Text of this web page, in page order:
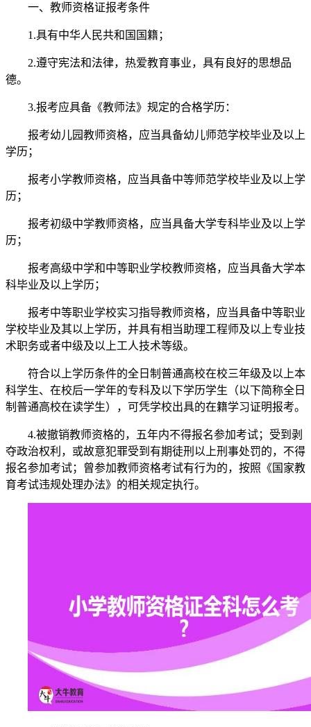
一、教师资格证报考条件
1.具有中华人民共和国国籍；
2.遵守宪法和法律，热爱教育事业，具有良好的思想品
德。
3.报考应具备《教师法》规定的合格学历：
报考幼儿园教师资格，应当具备幼儿师范学校毕业及以上
学历；
报考小学教师资格，应当具备中等师范学校毕业及以上学
历；
报考初级中学教师资格，应当具备大学专科毕业及以上学
历；
报考高级中学和中等职业学校教师资格，应当具备大学本
科毕业及以上学历；
报考中等职业学校实习指导教师资格，应当具备中等职业
学校毕业及其以上学历，并具有相当助理工程师及以上专业技
术职务或者中级及以上工人技术等级。
符合以上学历条件的全日制普通高校在校三年级及以上本
科学生、在校后一学年的专科及以下学历学生（以下简称全日
制普通高校在读学生），可凭学校出具的在籍学习证明报考。
4.被撤销教师资格的，五年内不得报名参加考试；受到剥
夺政治权利，或故意犯罪受到有期徒刑以上刑事处罚的，不得
报名参加考试；曾参加教师资格考试有行为的，按照《国家教
育考试违规处理办法》的相关规定执行。